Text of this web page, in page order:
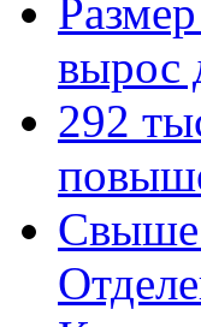
вырос
292
Свыше